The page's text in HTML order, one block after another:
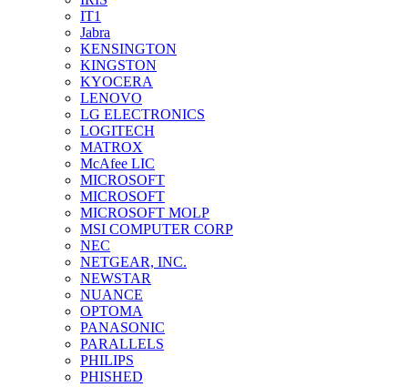
IT1
Jabra
KENSINGTON
KINGSTON
KYOCERA
LENOVO
LG ELECTRONICS
LOGITECH
MATROX
McAfee LIC
MICROSOFT
MICROSOFT
MICROSOFT MOLP
MSI COMPUTER CORP
NEC
NETGEAR, INC.
NEWSTAR
NUANCE
OPTOMA
PANASONIC
PARALLELS
PHILIPS
PHISHED